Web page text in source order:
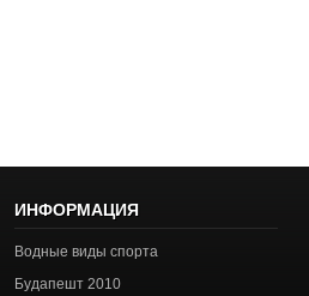
ИНФОРМАЦИЯ
Водные виды спорта
Будапешт 2010